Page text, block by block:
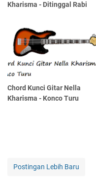
Kharisma - Ditinggal Rabi
Chord Kunci Gitar Nella
Kharisma - Konco Turu
Postingan Lebih Baru